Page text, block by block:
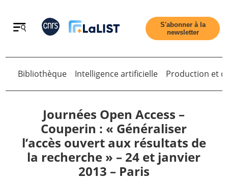
Retour
Accueil
S'abonner à la
newsletter
Bibliothèque Intelligence artificielle Production et
Journées Open Access –
Couperin : « Généraliser
l’accès ouvert aux résultats de
la recherche » – 24 et janvier
2013 – Paris